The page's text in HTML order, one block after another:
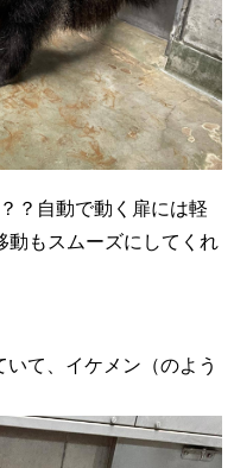
？自動で動く扉には軽
動もスムーズにしてくれ
いて、イケメン（のよう